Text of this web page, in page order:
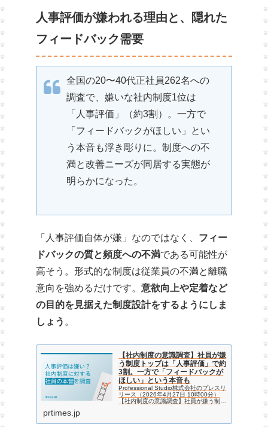
人事評価が嫌われる理由と、隠れた
フィードバック需要
全国の20〜40代正社員262名への
調査で、嫌いな社内制度1位は
「人事評価」（約3割）。一方で
「フィードバックがほしい」とい
う本音も浮き彫りに。制度への不
満と改善ニーズが同居する実態が
明らかになった。
「人事評価自体が嫌」なのではなく、 フィー
ドバックの質と頻度への不満である可能性が
高そう。形式的な制度は従業員の不満と離職
意向を強めるだけです。 意欲向上や定着など
の目的を見据えた制度設計をするようにしま
しょう 。
【社内制度の意識調査】社員が嫌
う制度トップは「人事評価」で約
3割。一方で「フィードバックが
ほしい」という本音も
Professional Studio株式会社のプレスリ
リース（2026年4月27日 10時00分）
【社内制度の意識調査】社員が嫌う制度
prtimes.jp